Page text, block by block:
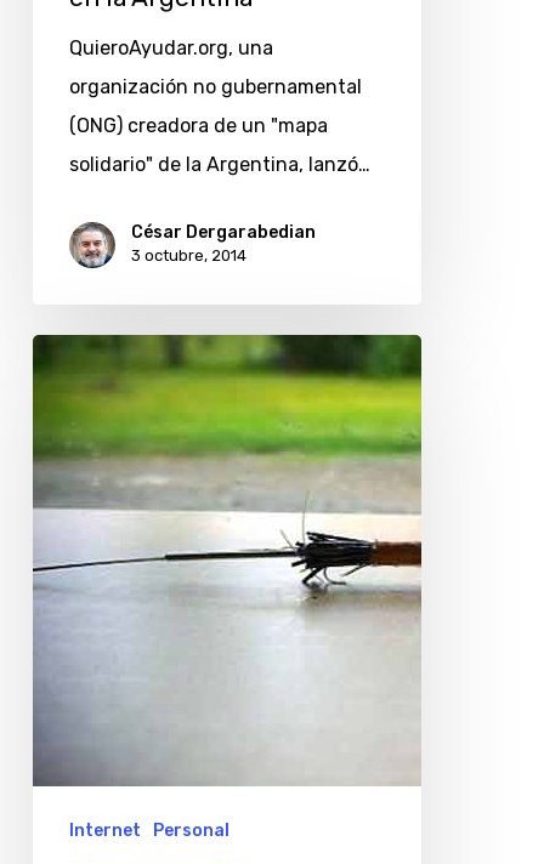
solidarias
Argentina
QuieroAyudar.org, una
organización no gubernamental
(ONG) creadora de un "mapa
solidario" de la Argentina, lanzó…
César Dergarabedian
3 octubre, 2014
¿Cómo
«puerta»
de
en
Internet Personal